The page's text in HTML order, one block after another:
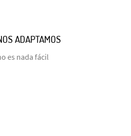
ADAPTAMOS
es nada fácil